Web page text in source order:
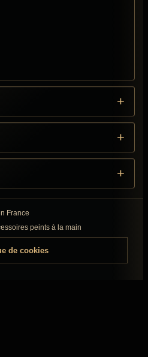
France
peints à la main
de cookies